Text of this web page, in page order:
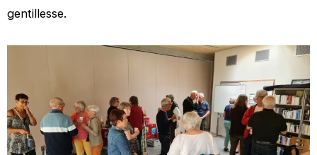
gentillesse.